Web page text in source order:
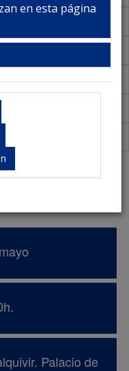
en esta página
distintas
Palacio de